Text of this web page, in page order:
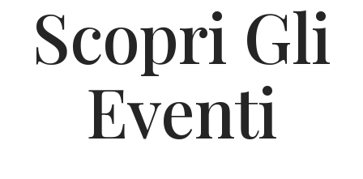
Scopri Gli
Eventi